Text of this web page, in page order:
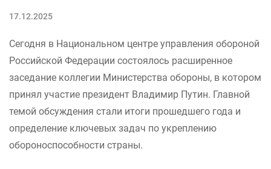
17.12.2025
Сегодня в Национальном центре управления обороной
Российской Федерации состоялось расширенное
заседание коллегии Министерства обороны, в котором
принял участие президент Владимир Путин. Главной
темой обсуждения стали итоги прошедшего года и
определение ключевых задач по укреплению
обороноспособности страны.